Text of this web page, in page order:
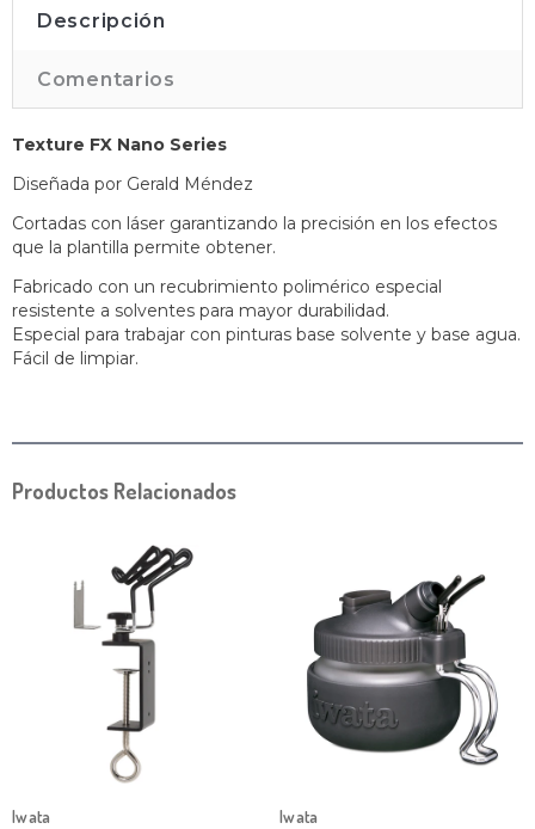
Descripción
Comentarios
Texture FX Nano Series
Diseñada por Gerald Méndez
Cortadas con láser garantizando la precisión en los efectos
que la plantilla permite obtener.
Fabricado con un recubrimiento polimérico especial
resistente a solventes para mayor durabilidad.
Especial para trabajar con pinturas base solvente y base agua.
Fácil de limpiar.
Productos Relacionados
Iwata Iwata